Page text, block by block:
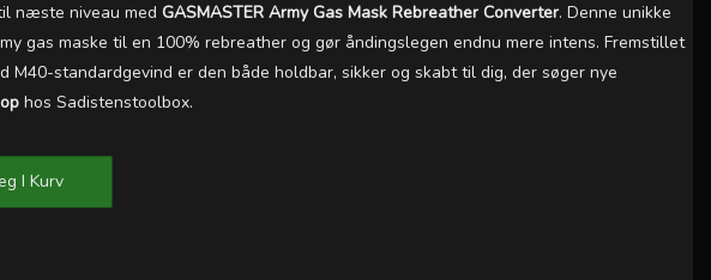
næste niveau med GASMASTER Army Gas Mask Rebreather Converter. Denne unikke
gas maske til en 100% rebreather og gør åndingslegen endnu mere intens. Fremstillet
M40-standardgevind er den både holdbar, sikker og skabt til dig, der søger nye
hos Sadistenstoolbox.
I Kurv